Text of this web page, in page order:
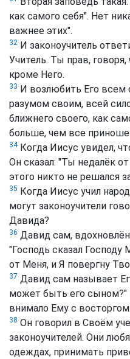
как самого себя". Нет
важнее этих".
32 И законоучитель
Учитель. Ты прав, говоря,
кроме Него.
33 И возлюбить Его
разумом своим, всей
ближнего своего, как
больше, чем все
34Когда Иисус увидел,
Он сказал: "Ты недалёк
этого никто не решался
35 Когда Иисус учил
могут законоучители
Давида?
36 Давид сам,
"Господь сказал
от Меня, и Я повергну
37 Давид сам называет
может быть его
внимало Ему с восторгом.
38 Он говорил в Своём
законоучителей. Они
одеждах, принимать